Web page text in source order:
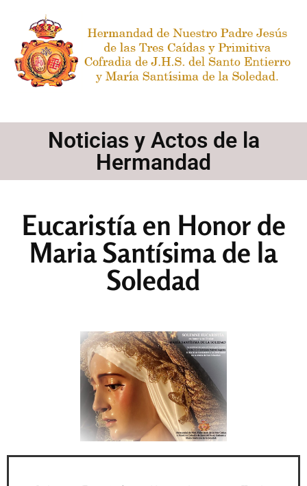
Noticias y Actos de la
Hermandad
Eucaristía en Honor de
Maria Santísima de la
Soledad